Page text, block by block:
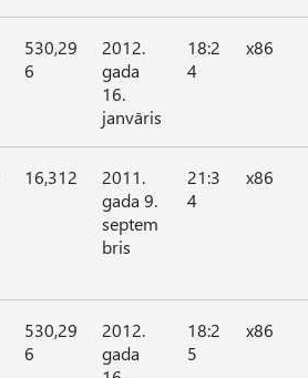
530,29
6
2012.
gada
16.
janvāris
18:2
4
x86
16,312
2011.
gada 9.
septem
bris
21:3
4
x86
530,29
6
2012.
gada
18:2
5
x86